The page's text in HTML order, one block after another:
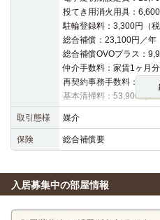
投てき用消火用具：
駐輪登録料：3,300円（
総合補償：23,100円／
総合補償OVOプラス：
仲介手数料：家賃1ヶ月
再契約事務手数料：
基本清掃料：53,900円
取引態様 媒介
保険 総合補償要
入居募集中の部屋情報